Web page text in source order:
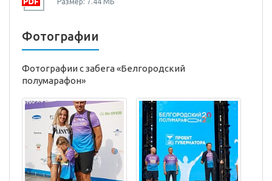
Фотографии
Фотографии с забега «Белгородский
полумарафон»